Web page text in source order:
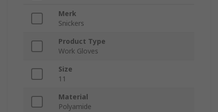
Merk
Snickers
Product Type
Work Gloves
Size
11
Material
Polyamide